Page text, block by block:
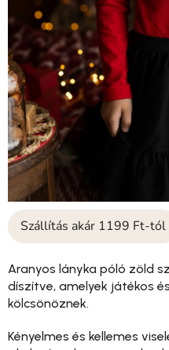
Szállítás akár 1199 Ft-tól
Aranyos lányka póló zöld
díszítve, amelyek játékos
kölcsönöznek.
Kényelmes és kellemes